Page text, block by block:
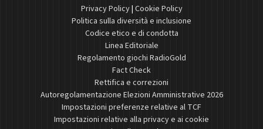
Privacy Policy| Cookie Policy
Politica sulla diversità e inclusione
Codice etico e di condotta
Linea Editoriale
Regolamento giochi RadioGold
Fact Check
Rettifica e correzioni
Autoregolamentazione Elezioni Amministrative 2026
Impostazioni preferenze relative al TCF
Impostazioni relative alla privacy e ai cookie